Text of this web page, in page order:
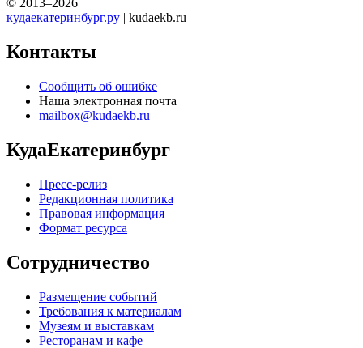
© 2013–2026
кудаекатеринбург.ру | kudaekb.ru
Контакты
Сообщить об ошибке
Наша электронная почта
mailbox@kudaekb.ru
КудаЕкатеринбург
Пресс-релиз
Редакционная политика
Правовая информация
Формат ресурса
Сотрудничество
Размещение событий
Требования к материалам
Музеям и выставкам
Ресторанам и кафе